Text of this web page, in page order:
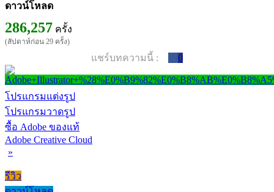
ดาวน์โหลด
286,257 ครั้ง
(สัปดาห์ก่อน 29 ครั้ง)
แชร์บทความนี้ : 0
โปรแกรมแต่งรูป
โปรแกรมวาดรูป
ซื้อ Adobe ของแท้
Adobe Creative Cloud
»
รีวิว